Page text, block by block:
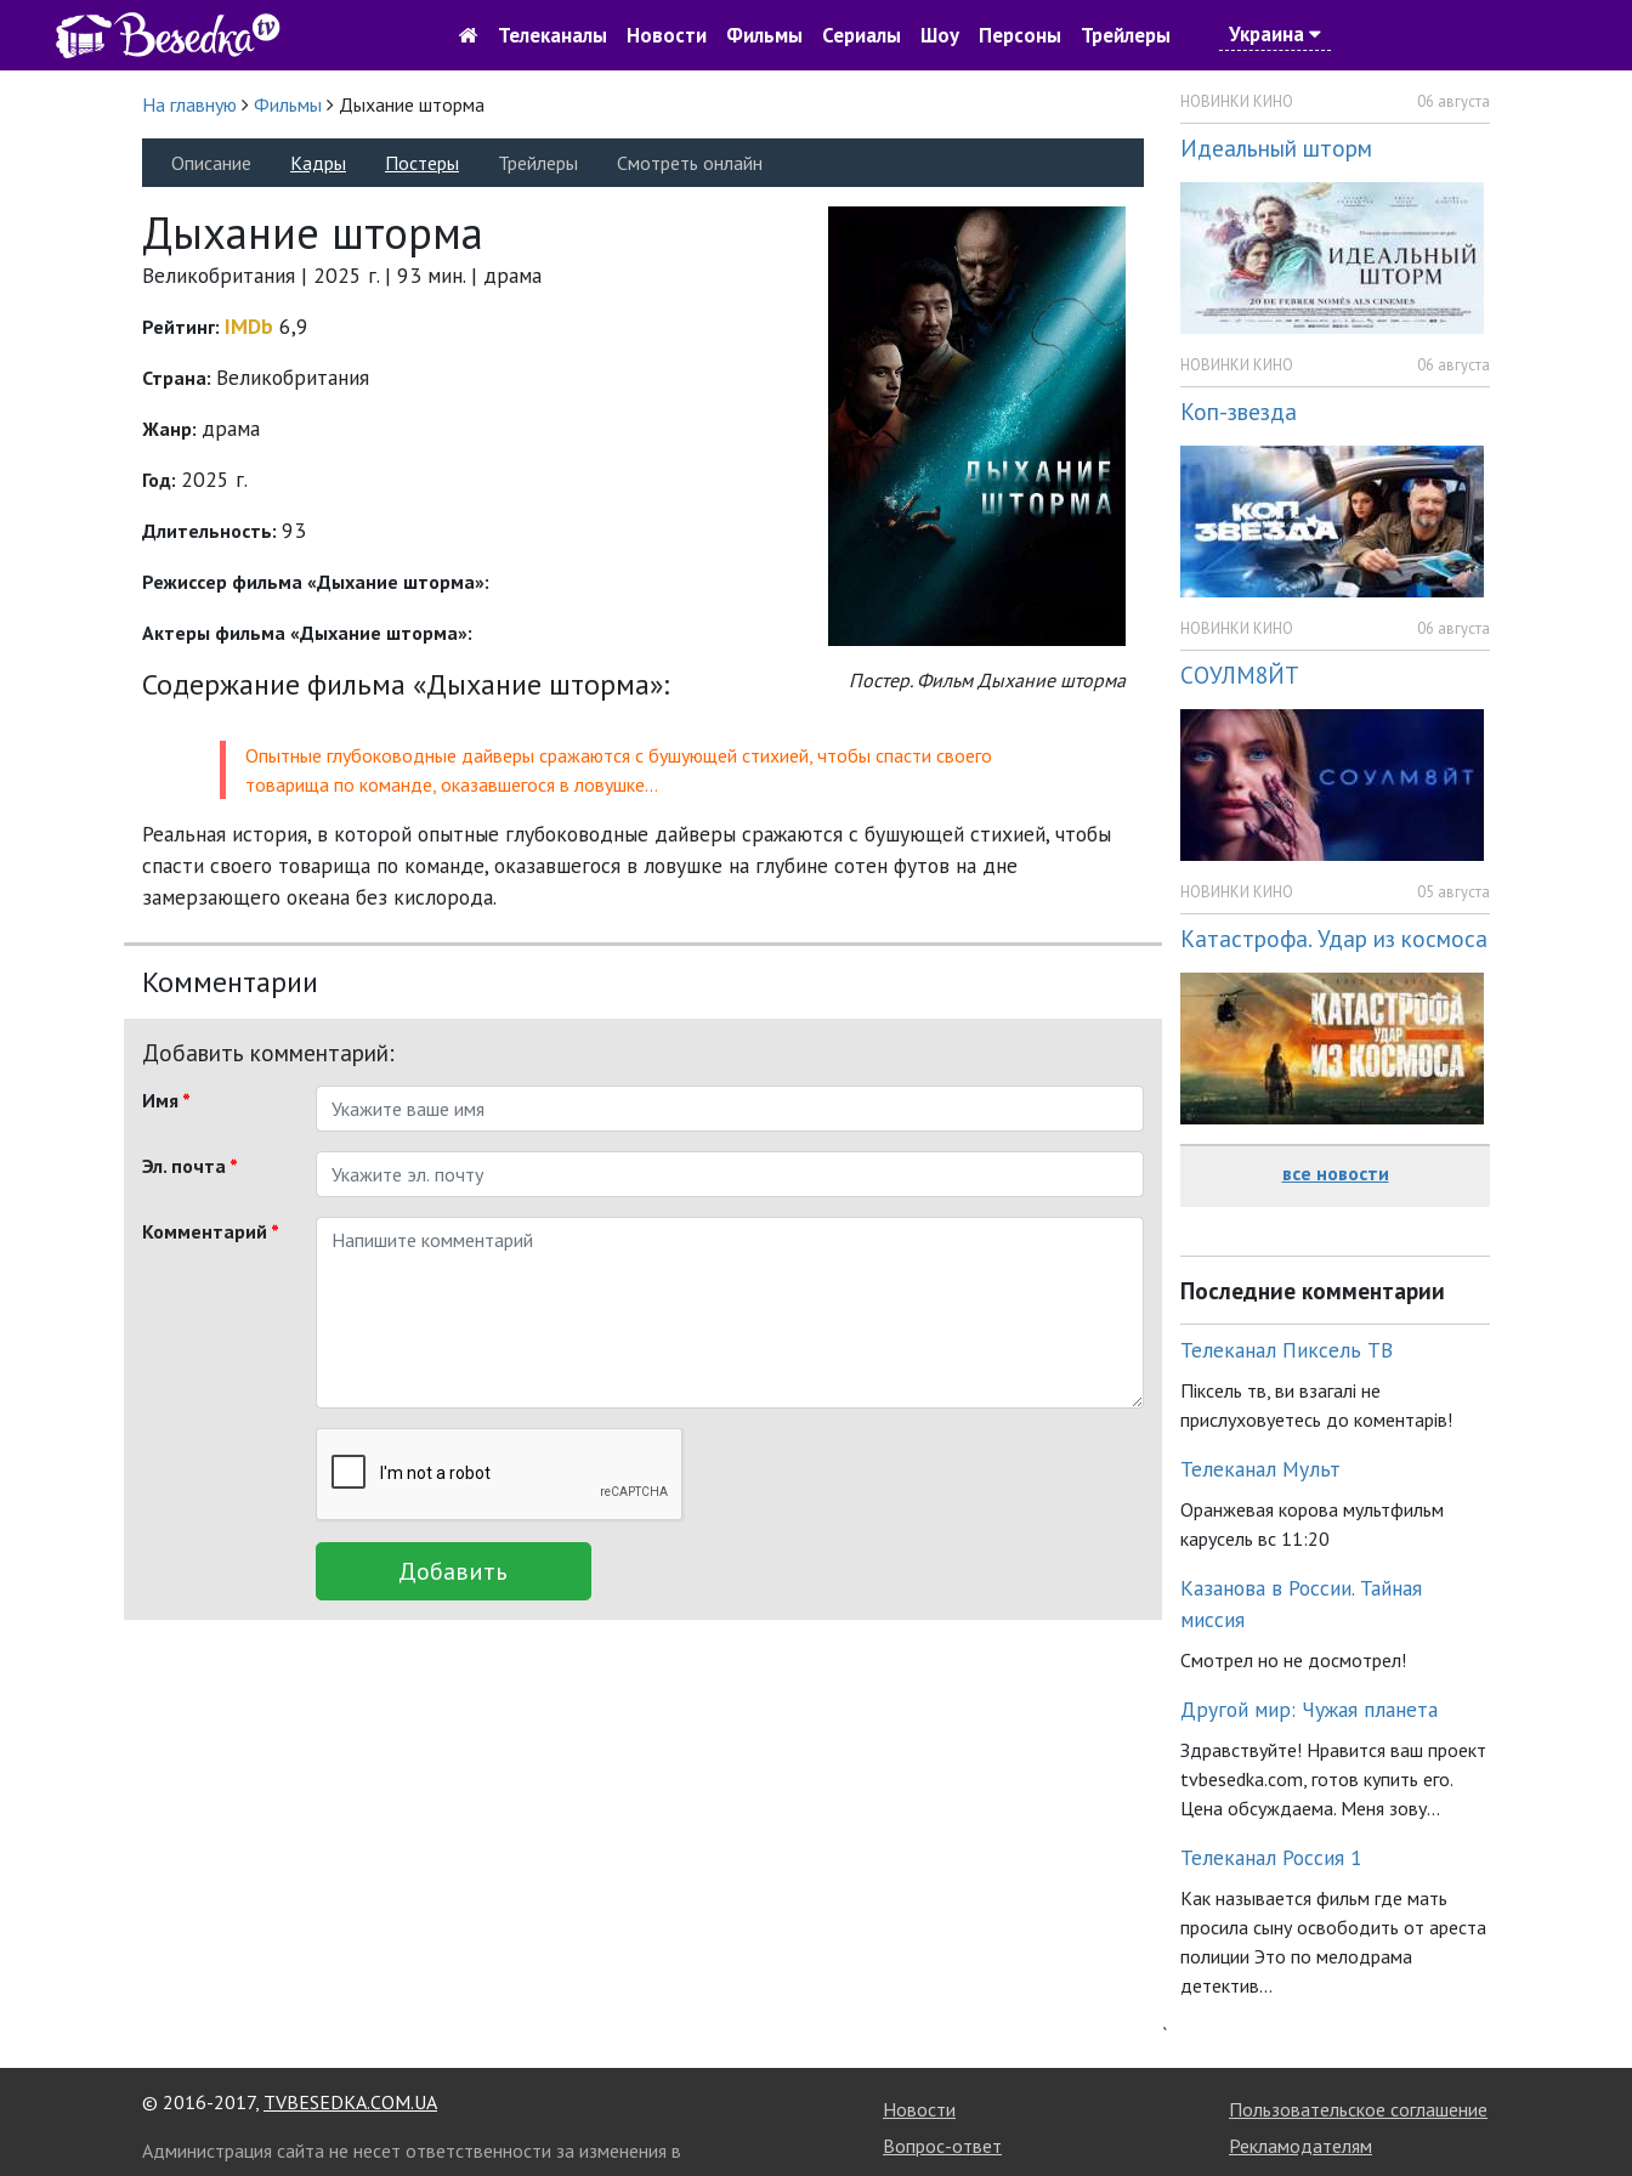
Телеканалы Новости Фильмы Сериалы Шоу Персоны Трейлеры Украина
На главную Фильмы Дыхание шторма
Описание Кадры Постеры Трейлеры Смотреть онлайн
Постер. Фильм Дыхание шторма
Дыхание шторма
Великобритания | 2025 г. | 93 мин. | драма
Рейтинг: IMDb 6,9
Страна: Великобритания
Жанр: драма
Год: 2025 г.
Длительность: 93
Режиссер фильма «Дыхание шторма»:
Актеры фильма «Дыхание шторма»:
Содержание фильма «Дыхание шторма»:
Опытные глубоководные дайверы сражаются с бушующей стихией, чтобы спасти своего
товарища по команде, оказавшегося в ловушке…
Реальная история, в которой опытные глубоководные дайверы сражаются с бушующей стихией, чтобы
спасти своего товарища по команде, оказавшегося в ловушке на глубине сотен футов на дне
замерзающего океана без кислорода.
Комментарии
Добавить комментарий:
Имя *
Эл. почта *
Комментарий *
Добавить
НОВИНКИ КИНО 06 августа
Идеальный шторм
НОВИНКИ КИНО 06 августа
Коп-звезда
НОВИНКИ КИНО 06 августа
СОУЛМ8ЙТ
НОВИНКИ КИНО 05 августа
Катастрофа. Удар из космоса
все новости
Последние комментарии
Телеканал Пиксель ТВ
Піксель тв, ви взагалі не
прислуховуетесь до коментарів!
Телеканал Мульт
Оранжевая корова мультфильм
карусель вс 11:20
Казанова в России. Тайная
миссия
Смотрел но не досмотрел!
Другой мир: Чужая планета
Здравствуйте! Нравится ваш проект
tvbesedka.com, готов купить его.
Цена обсуждаема. Меня зову...
Телеканал Россия 1
Как называется фильм где мать
просила сыну освободить от ареста
полиции Это по мелодрама
детектив...
`
© 2016-2017, TVBESEDKA.COM.UA
Администрация сайта не несет ответственности за изменения в
Новости
Вопрос-ответ
Пользовательское соглашение
Рекламодателям